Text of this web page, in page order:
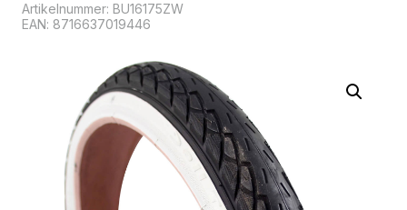
Artikelnummer: BU16175ZW
EAN: 8716637019446